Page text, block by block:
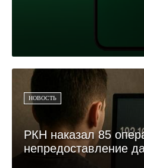
НОВОСТЬ
РКН наказал 85
непредоставление